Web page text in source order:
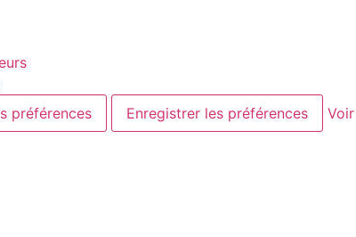
préférences Enregistrer les préférences